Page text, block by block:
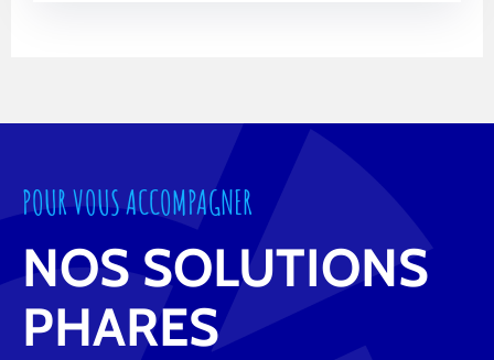
POUR VOUS ACCOMPAGNER
NOS SOLUTIONS
PHARES